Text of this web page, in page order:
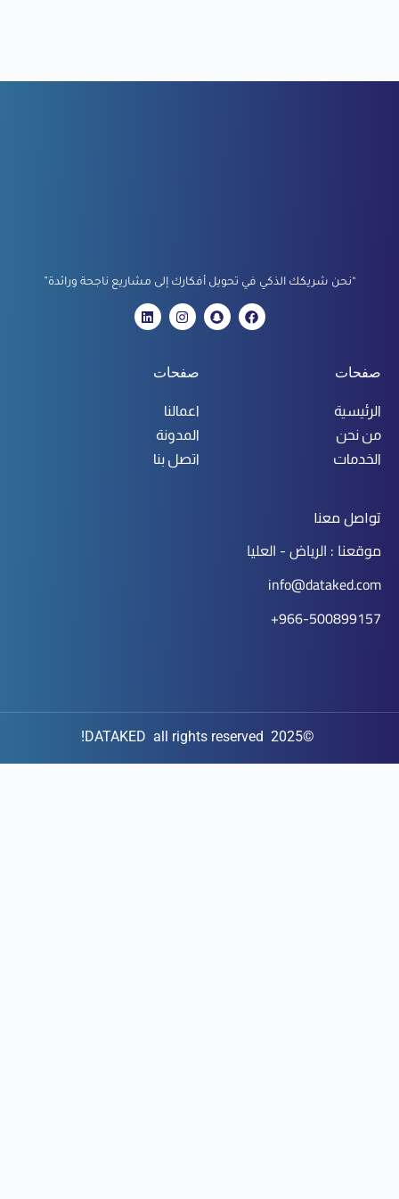
“نحن شريكك الذكي في تحويل أفكارك إلى مشاريع ناجحة ورائدة”
صفحات
الرئيسية
من نحن
الخدمات
صفحات
اعمالنا
المدونة
اتصل بنا
تواصل معنا
موقعنا : الرياض - العليا
info@dataked.com
966-500899157+
©2025 DATAKED all rights reserved!